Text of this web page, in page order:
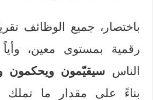
باختصار، جميع الوظائف
رقمية بمستوى معين،
الناس سيقيّمون ويحكمون
بناءً على مقدار ما